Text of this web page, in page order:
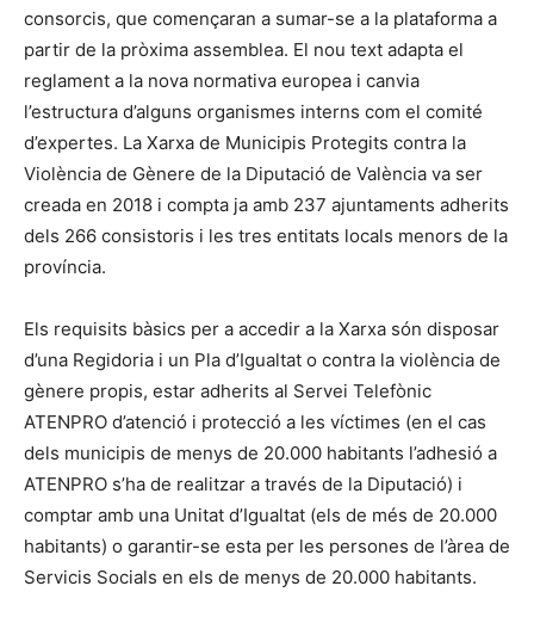
consorcis, que començaran a sumar-se a la plataforma a
partir de la pròxima assemblea. El nou text adapta el
reglament a la nova normativa europea i canvia
l’estructura d’alguns organismes interns com el comité
d’expertes. La Xarxa de Municipis Protegits contra la
Violència de Gènere de la Diputació de València va ser
creada en 2018 i compta ja amb 237 ajuntaments adherits
dels 266 consistoris i les tres entitats locals menors de la
província.
Els requisits bàsics per a accedir a la Xarxa són disposar
d’una Regidoria i un Pla d’Igualtat o contra la violència de
gènere propis, estar adherits al Servei Telefònic
ATENPRO d’atenció i protecció a les víctimes (en el cas
dels municipis de menys de 20.000 habitants l’adhesió a
ATENPRO s’ha de realitzar a través de la Diputació) i
comptar amb una Unitat d’Igualtat (els de més de 20.000
habitants) o garantir-se esta per les persones de l’àrea de
Servicis Socials en els de menys de 20.000 habitants.